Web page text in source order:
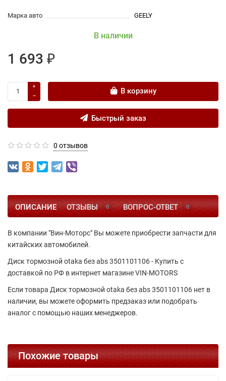
Марка авто GEELY
В наличии
1 693 ₽
В корзину
Быстрый заказ
0 отзывов
ОПИСАНИЕ ОТЗЫВЫ 0 ВОПРОС-ОТВЕТ 0
В компании "Вин-Моторс" Вы можете приобрести запчасти для
китайских автомобилей.
Диск тормозной otaka без abs 3501101106 - Купить с
доставкой по РФ в интернет магазине VIN-MOTORS
Если товара Диск тормозной otaka без abs 3501101106 нет в
наличии, вы можете оформить предзаказ или подобрать
аналог с помощью наших менеджеров.
Похожие товары